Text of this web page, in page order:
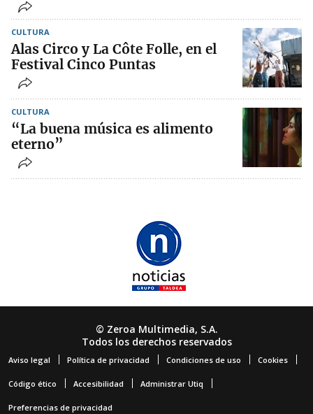
CULTURA
Alas Circo y La Côte Folle, en el
Festival Cinco Puntas
CULTURA
“La buena música es alimento
eterno”
© Zeroa Multimedia, S.A.
Todos los derechos reservados
Aviso legal Política de privacidad Condiciones de uso Cookies
Código ético Accesibilidad Administrar Utiq
Preferencias de privacidad